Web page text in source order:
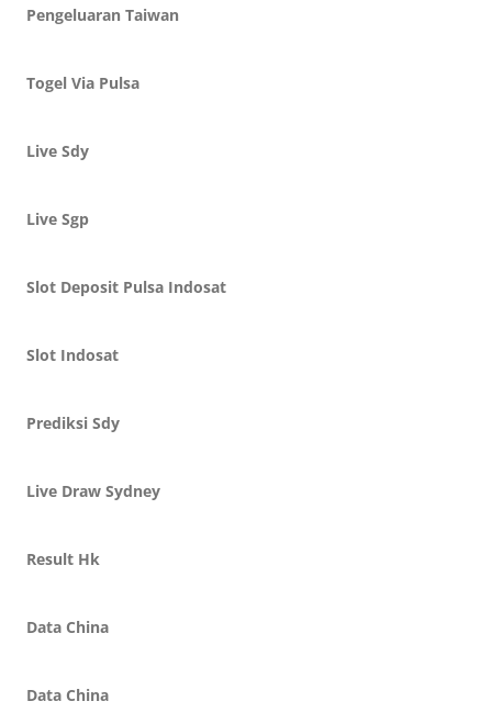
Pengeluaran Taiwan
Togel Via Pulsa
Live Sdy
Live Sgp
Slot Deposit Pulsa Indosat
Slot Indosat
Prediksi Sdy
Live Draw Sydney
Result Hk
Data China
Data China